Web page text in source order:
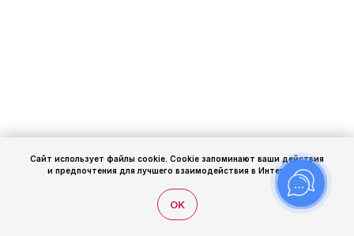
Каталог
Сайт использует файлы cookie. Cookie запоминают ваши действия
и предпочтения для лучшего взаимодействия в Интернете.
OK